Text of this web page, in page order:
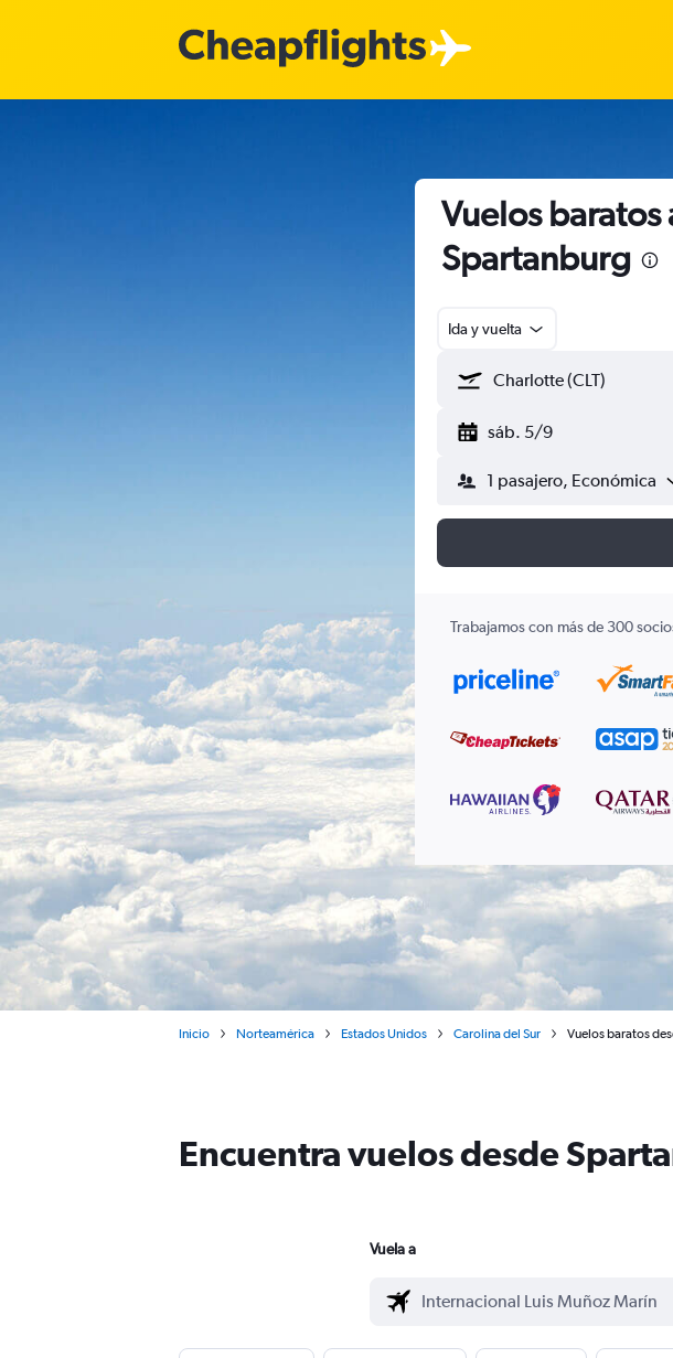
Vuelos
Spartanburg
Ida y vuelta
sáb. 5/9
1 pasajero, Económica
Trabajamos con más de 300
Inicio Norteamérica Estados Unidos Carolina del Sur Vuelos baratos
Encuentra vuelos desde
Vuela a